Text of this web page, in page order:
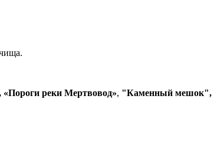
«Пороги реки Мертвовод», "Каменный мешок",